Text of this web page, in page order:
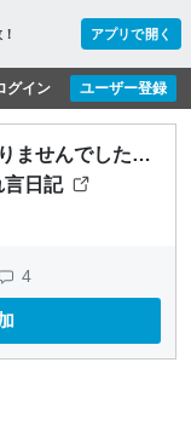
アプリで開く
ユーザー登録
グイン
ませんでした…
言日記
4